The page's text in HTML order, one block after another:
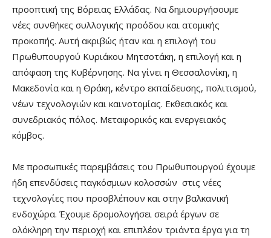
προοπτική της Βόρειας Ελλάδας. Να δημιουργήσουμε
νέες συνθήκες συλλογικής προόδου και ατομικής
προκοπής. Αυτή ακριβώς ήταν και η επιλογή του
Πρωθυπουργού Κυριάκου Μητσοτάκη, η επιλογή και η
απόφαση της Κυβέρνησης. Να γίνει η Θεσσαλονίκη, η
Μακεδονία και η Θράκη, κέντρο εκπαίδευσης, πολιτισμού,
νέων τεχνολογιών και καινοτομίας. Εκθεσιακός και
συνεδριακός πόλος. Μεταφορικός και ενεργειακός
κόμβος.
Με προσωπικές παρεμβάσεις του Πρωθυπουργού έχουμε
ήδη επενδύσεις παγκόσμιων κολοσσών στις νέες
τεχνολογίες που προσβλέπουν και στην βαλκανική
ενδοχώρα. Έχουμε δρομολογήσει σειρά έργων σε
ολόκληρη την περιοχή και επιπλέον τριάντα έργα για τη